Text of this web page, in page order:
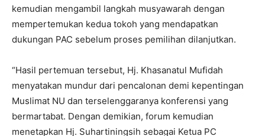
kemudian mengambil langkah musyawarah dengan
mempertemukan kedua tokoh yang mendapatkan
dukungan PAC sebelum proses pemilihan dilanjutkan.
“Hasil pertemuan tersebut, Hj. Khasanatul Mufidah
menyatakan mundur dari pencalonan demi kepentingan
Muslimat NU dan terselenggaranya konferensi yang
bermartabat. Dengan demikian, forum kemudian
menetapkan Hj. Suhartiningsih sebagai Ketua PC